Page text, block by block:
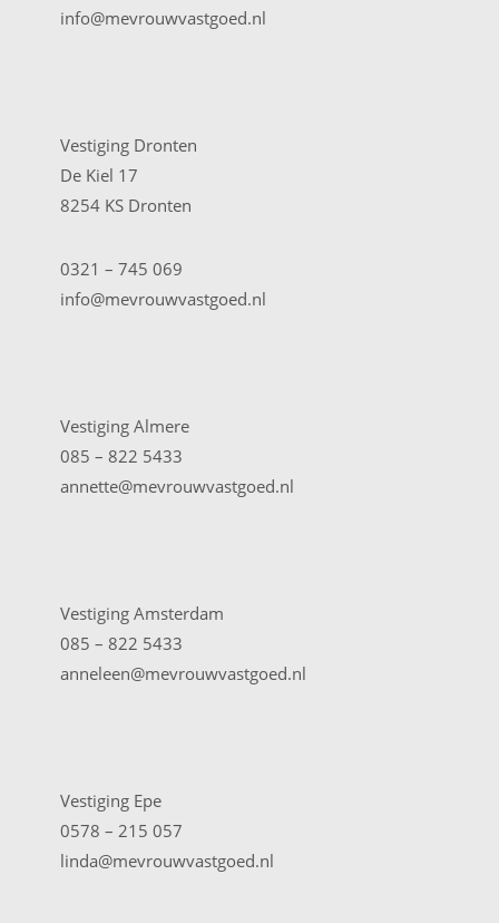
info@mevrouwvastgoed.nl
Vestiging Dronten
De Kiel 17
8254 KS Dronten
0321 – 745 069
info@mevrouwvastgoed.nl
Vestiging Almere
085 – 822 5433
annette@mevrouwvastgoed.nl
Vestiging Amsterdam
085 – 822 5433
anneleen@mevrouwvastgoed.nl
Vestiging Epe
0578 – 215 057
linda@mevrouwvastgoed.nl